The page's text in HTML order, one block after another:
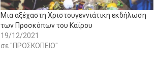
Μια αξέχαστη Χριστουγεννιάτικη εκδήλωση
των Προσκόπων του Καΐρου
19/12/2021
σε "ΠΡΟΣΚΟΠΕΙΟ"